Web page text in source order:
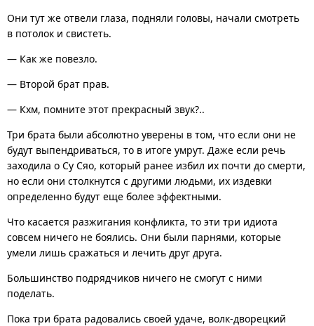
Они тут же отвели глаза, подняли головы, начали смотреть
в потолок и свистеть.
— Как же повезло.
— Второй брат прав.
— Кхм, помните этот прекрасный звук?..
Три брата были абсолютно уверены в том, что если они не
будут выпендриваться, то в итоге умрут. Даже если речь
заходила о Су Сяо, который ранее избил их почти до смерти,
но если они столкнутся с другими людьми, их издевки
определенно будут еще более эффектными.
Что касается разжигания конфликта, то эти три идиота
совсем ничего не боялись. Они были парнями, которые
умели лишь сражаться и лечить друг друга.
Большинство подрядчиков ничего не смогут с ними
поделать.
Пока три брата радовались своей удаче, волк-дворецкий